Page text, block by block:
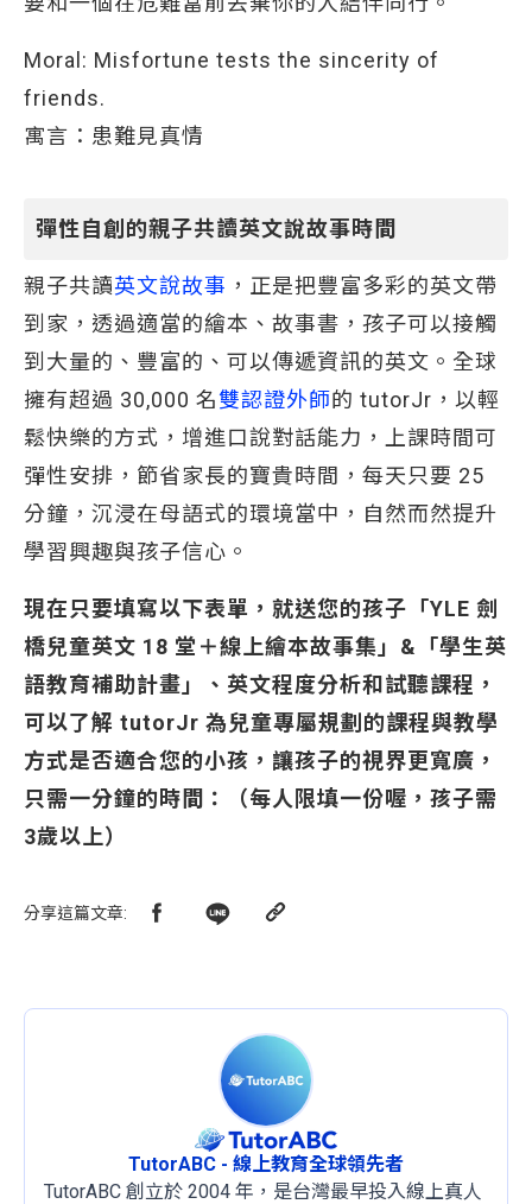
Moral: Misfortune tests the sincerity of
friends.
寓言：患難見真情
彈性自創的親子共讀英文說故事時間
親子共讀英文說故事 ，正是把豐富多彩的英文帶
到家，透過適當的繪本、故事書，孩子可以接觸
到大量的、豐富的、可以傳遞資訊的英文。全球
擁有超過 30,000 名雙認證外師的 tutorJr，以輕
鬆快樂的方式，增進口說對話能力，上課時間可
彈性安排，節省家長的寶貴時間，每天只要 25
分鐘，沉浸在母語式的環境當中，自然而然提升
學習興趣與孩子信心。
現在只要填寫以下表單，就送您的孩子「YLE 劍
橋兒童英文 18 堂＋線上繪本故事集」&「學生英
語教育補助計畫」、英文程度分析和試聽課程，
可以了解 tutorJr 為兒童專屬規劃的課程與教學
方式是否適合您的小孩，讓孩子的視界更寬廣，
只需一分鐘的時間：（每人限填一份喔，孩子需
3歲以上）
分享這篇文章:
TutorABC - 線上教育全球領先者
TutorABC 創立於 2004 年，是台灣最早投入線上真人